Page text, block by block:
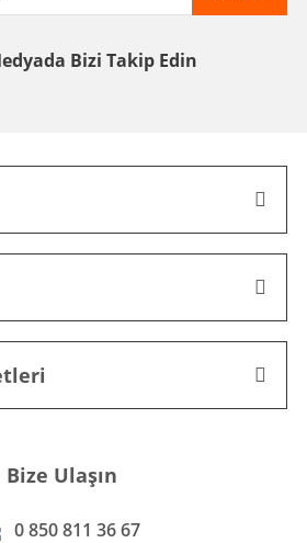
Bizi Takip Edin
Bize Ulaşın
0 850 811 36 67